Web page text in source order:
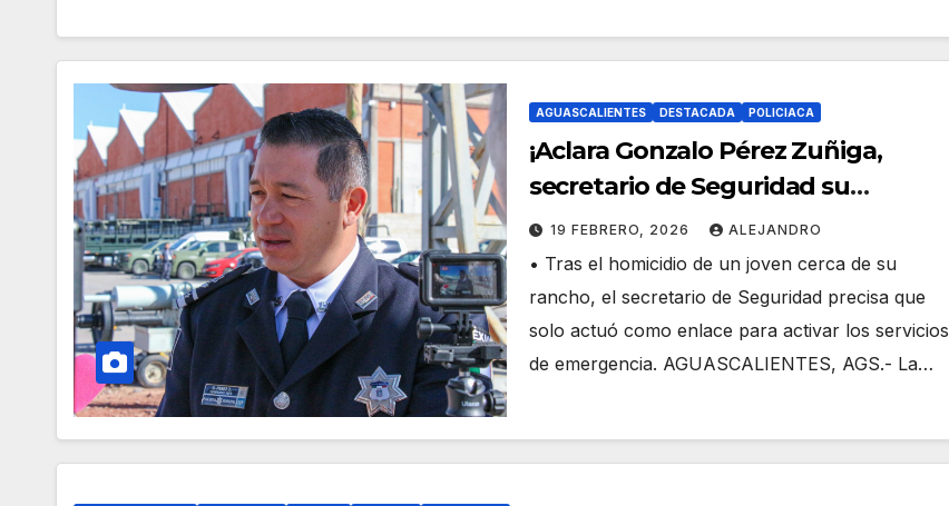
AGUASCALIENTES DESTACADA POLICIACA
¡Aclara Gonzalo Pérez Zuñiga,
secretario de Seguridad su
involucramiento en carpeta de la
Fiscalía!
19 FEBRERO, 2026 ALEJANDRO
• Tras el homicidio de un joven cerca de su
rancho, el secretario de Seguridad precisa que
solo actuó como enlace para activar los servicios
de emergencia. AGUASCALIENTES, AGS.- La…